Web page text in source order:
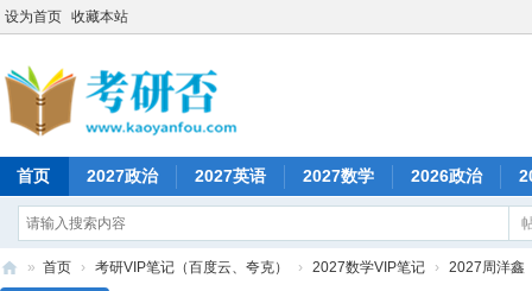
设为首页 收藏本站
首页 2027政治 2027英语 2027数学 2026政治
» 首页 › 考研VIP笔记（百度云、夸克） › 2027数学VIP笔记 › 2027周洋鑫